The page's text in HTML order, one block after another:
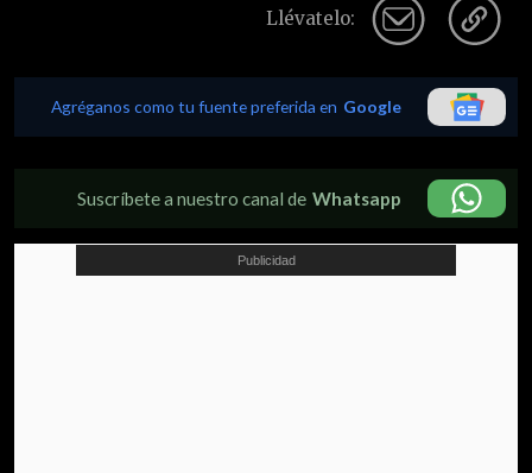
Llévatelo:
Agréganos como tu fuente preferida en Google
Suscríbete a nuestro canal de Whatsapp